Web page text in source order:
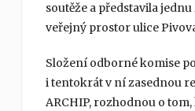
soutěže a představila
veřejný prostor ulice
Složení odborné komise
i tentokrát v ní zasednou
ARCHIP, rozhodnou o